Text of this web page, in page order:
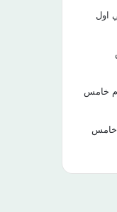
اول
خامس
خامس